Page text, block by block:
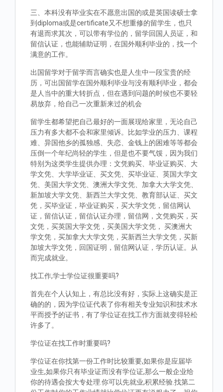
三、本科没有毕业实在不愿意出国的或是英国读硕士拿
到diploma或是certificate又不想重修的留学生，也只
有退而求其次，可以带有学位的，留学回国人员证，和
留信认证，也能辅助证明，在国外顺利毕业的，找一个
满意的工作。
出国留学对于留学而言确实也是人生中一段宝贵的经
历，可出国留学在国外顺利毕业与没有顺利毕业，都会
是人当中的重大转折点，但在遇到问题的时候也不要轻
易放弃，给自己一次重新来过的机会
留学生都希望把自己最好的一面展现给家里，无论自己
压力有多大都不会和家里倾诉。比如学业的压力、课程
难、异国他乡的孤独感、失恋、金钱上的困难等等都会
压倒一个年纪尚轻的学生，但是也不要气馁，因为我们
特别为这类学生提供办理：文凭购买、毕业证购买、大
学文凭、大学毕业证、买文凭、买毕业证、英国大学文
凭、美国大学文凭、澳洲大学文凭、加拿大大学文凭、
新加坡大学文凭、新西兰大学文凭、教育部认证、买文
凭，买毕业证，毕业证购买，买大学文凭，留信网认
证，留信认证，留信认证办理，留信网，文凭购买，买
文凭，买英国大学文凭，买美国大学文凭， 买澳洲大
学文凭，买加拿大大学文凭，买新西兰大学文凭，买新
加坡大学文凭，回国证明，留信网认证，学历认证。从
而完成就业。
找工作,学士学位证很重要吗?
首先在个人认知上，有总比没有好，实际上这确实是正
确的的，因为学位证代表了你有相关专业知识和技术水
平而授予的证书，有了学位证在找工作方面就变得轻松
许多了。
学位证在找工作时重要吗?
学位证在你找第一份工作时比较重要,如果你是应届毕
业生,如果你只有毕业证而没有学位证,那么一般企业给
你的待遇会按大专处理.你可以先就业,积累经验.找第二